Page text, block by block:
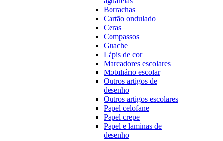
Borrachas
Cartão ondulado
Ceras
Compassos
Guache
Lápis de cor
Marcadores escolares
Mobiliário escolar
Outros artigos de
desenho
Outros artigos escolares
Papel celofane
Papel crepe
Papel e laminas de
desenho